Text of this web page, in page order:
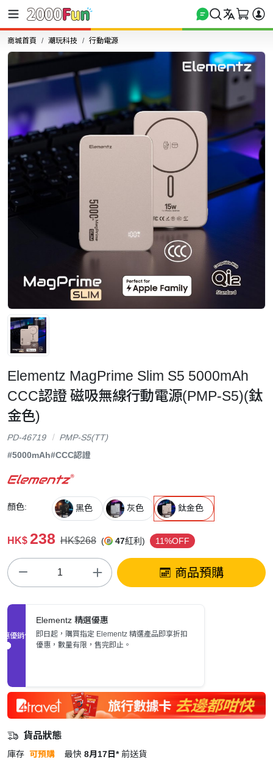
商城首頁 潮玩科技 行動電源
Elementz MagPrime Slim S5 5000mAh
CCC認證 磁吸無線行動電源(PMP-S5)(鈦
金色)
PD-46719
PMP-S5(TT)
#5000mAh#CCC認證
顏色: 黑色 灰色 鈦金色
HK$ 238 HK$268 ( 47紅利) 11%OFF
商品預購
促銷優惠
Elementz 精選優惠
即日起，購買指定 Elementz 精選產品即享折扣
優惠，數量有限，售完即止。
貨品狀態
庫存 可預購 最快 8月17日* 前送貨